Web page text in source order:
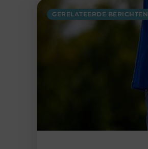
GERELATEERDE BERICHTEN